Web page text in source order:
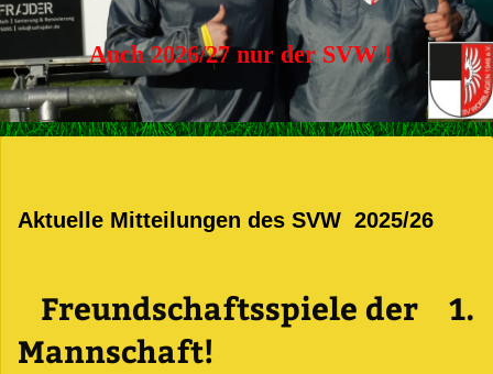
Auch 2026/27 nur der SVW !
Aktuelle Mitteilungen des SVW 2025/26
Freundschaftsspiele der 1.
Mannschaft!